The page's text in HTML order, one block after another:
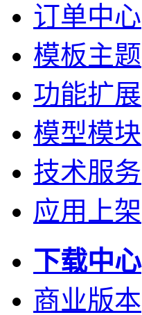
订单中心
模板主题
功能扩展
模型模块
技术服务
应用上架
下载中心
商业版本